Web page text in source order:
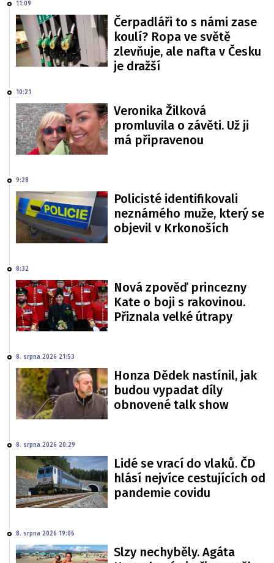
11:09
Čerpadláři to s námi zase
koulí? Ropa ve světě
zlevňuje, ale nafta v Česku
je dražší
10:21
Veronika Žilková
promluvila o závěti. Už ji
má připravenou
9:28
Policisté identifikovali
neznámého muže, který se
objevil v Krkonoších
8:32
Nová zpověď princezny
Kate o boji s rakovinou.
Přiznala velké útrapy
8. srpna 2026 21:53
Honza Dědek nastínil, jak
budou vypadat díly
obnovené talk show
8. srpna 2026 20:29
Lidé se vrací do vlaků. ČD
hlásí nejvíce cestujících od
pandemie covidu
8. srpna 2026 19:06
Slzy nechyběly. Agáta